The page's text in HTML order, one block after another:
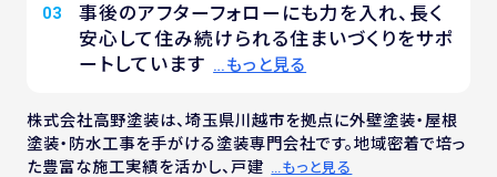
03
事後のアフターフォローにも力を入れ、長く
安心して住み続けられる住まいづくりをサポ
ートしています …もっと見る
株式会社高野塗装は、埼玉県川越市を拠点に外壁塗装・屋根
塗装・防水工事を手がける塗装専門会社です。地域密着で培っ
た豊富な施工実績を活かし、戸建 …もっと見る